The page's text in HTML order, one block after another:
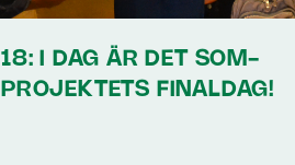
18: I DAG ÄR DET SOM-
PROJEKTETS FINALDAG!